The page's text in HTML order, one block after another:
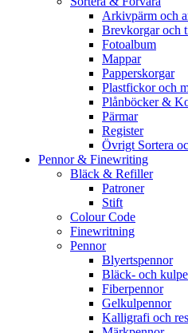
Arkivpärm och
Brevkorgar och
Fotoalbum
Mappar
Papperskorgar
Plastfickor och
Plånböcker &
Pärmar
Register
Övrigt Sortera
Pennor & Finewriting
Bläck & Refiller
Patroner
Stift
Colour Code
Finewritning
Pennor
Blyertspennor
Bläck- och
Fiberpennor
Gelkulpennor
Kalligrafi och